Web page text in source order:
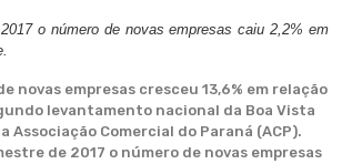
o número de novas empresas caiu 2,2% em
novas empresas cresceu 13,6% em relação
levantamento nacional da Boa Vista
Associação Comercial do Paraná (ACP).
de 2017 o número de novas empresas